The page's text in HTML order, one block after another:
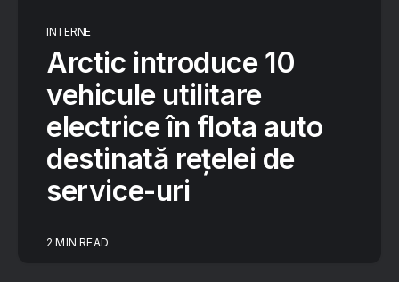
INTERNE
Arctic introduce 10
vehicule utilitare
electrice în flota auto
destinată rețelei de
service-uri
2 MIN READ